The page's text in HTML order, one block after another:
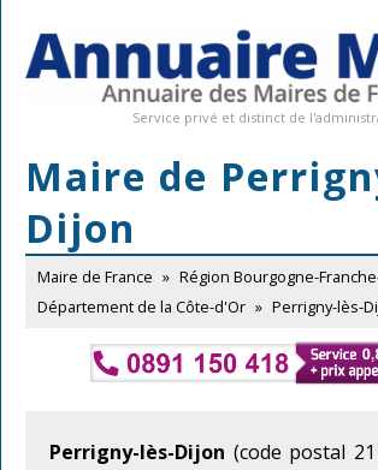
Service privé et distinct de
Maire de
Dijon
Maire de France » Région Bourgogne-
Département de la Côte-d'Or » Perrigny-lès-
Perrigny-lès-Dijon (code postal